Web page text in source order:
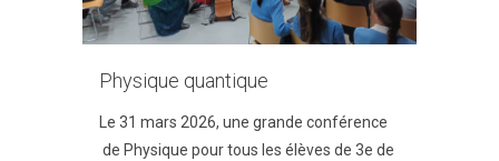
Physique quantique
Le 31 mars 2026, une grande conférence
de Physique pour tous les élèves de 3e de